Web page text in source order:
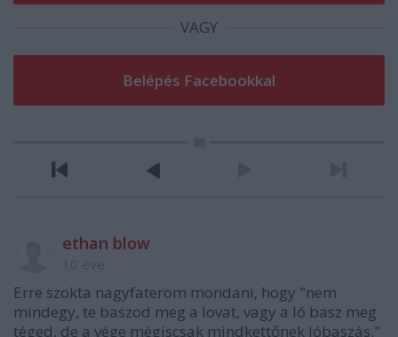
VAGY
ethan blow
Erre szokta nagyfaterom mondani, hogy "nem
mindegy, te baszod meg a lovat, vagy a ló basz meg
téged, de a vége mégiscsak mindkettőnek lóbaszás."